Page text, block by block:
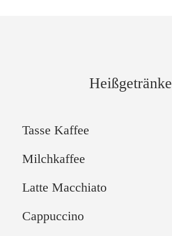
Heißgetränke
Tasse Kaffee
Milchkaffee
Latte Macchiato
Cappuccino